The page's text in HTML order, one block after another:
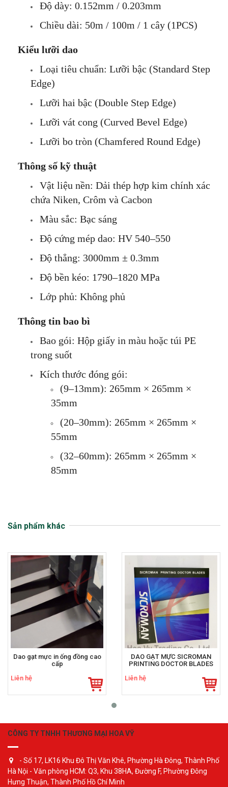
Độ dày: 0.152mm / 0.203mm
Chiều dài: 50m / 100m / 1 cây (1PCS)
Kiểu lưỡi dao
Loại tiêu chuẩn: Lưỡi bậc (Standard Step
Edge)
Lưỡi hai bậc (Double Step Edge)
Lưỡi vát cong (Curved Bevel Edge)
Lưỡi bo tròn (Chamfered Round Edge)
Thông số kỹ thuật
Vật liệu nền: Dải thép hợp kim chính xác
chứa Niken, Crôm và Cacbon
Màu sắc: Bạc sáng
Độ cứng mép dao: HV 540–550
Độ thẳng: 3000mm ± 0.3mm
Độ bền kéo: 1790–1820 MPa
Lớp phủ: Không phủ
Thông tin bao bì
Bao gói: Hộp giấy in màu hoặc túi PE
trong suốt
Kích thước đóng gói:
(9–13mm): 265mm × 265mm ×
35mm
(20–30mm): 265mm × 265mm ×
55mm
(32–60mm): 265mm × 265mm ×
85mm
Sản phẩm khác
Dao gạt mực in ống đồng cao
cấp
Liên hệ
DAO GẠT MỰC SICROMAN
PRINTING DOCTOR BLADES
Liên hệ
CÔNG TY TNHH THƯƠNG MẠI HOA VỸ
- Số 17, LK16 Khu Đô Thị Văn Khê, Phường Hà Đông, Thành Phố
Hà Nội - Văn phòng HCM: Q3, Khu 38HA, Đường F, Phường Đông
Hưng Thuận, Thành Phố Hồ Chí Minh